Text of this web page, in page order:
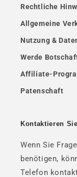
Rechtliche
Allgemeine
Nutzung &
Werde
Affiliate-
Patenschaft
Kontaktieren
Wenn Sie
benötigen,
Telefon